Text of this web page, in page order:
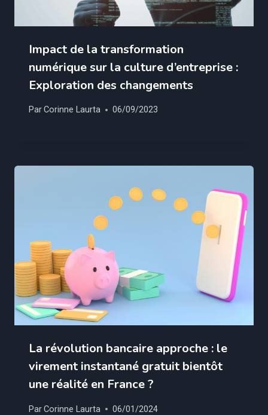
Impact de la transformation
numérique sur la culture d’entreprise :
Exploration des changements
ParCorinne Laurta 06/09/2023
La révolution bancaire approche : le
virement instantané gratuit bientôt
une réalité en France ?
ParCorinne Laurta 06/01/2024